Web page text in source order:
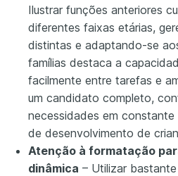
Ilustrar funções anteriores
diferentes faixas etárias,
distintas e adaptando-se
famílias destaca a
facilmente entre tarefas e
um candidato completo,
necessidades em
de desenvolvimento de
Atenção à formatação
dinâmica – Utilizar